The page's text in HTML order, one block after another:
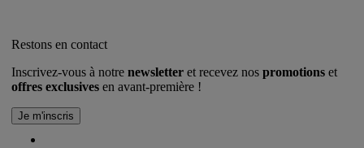
Restons en contact
Inscrivez-vous à notre newsletter et recevez nos promotions et
offres exclusives en avant-première !